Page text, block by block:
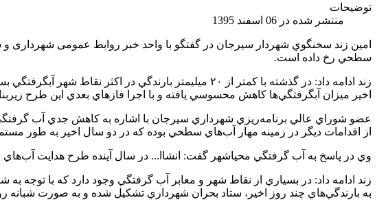
توضیحات
منتشر شده در 06 اسفند 1395
امين زند سخنگوي شهردار سيرجان در گفتگو با واحد خبر روابط عمومی
سطحي رخ داده است.
زند ادامه داد: در گذشته با كمتر از ٢٠ ميليمتر
اخير ميزان آبگرفتگي‌ها كاهش محسوسي يافته و با اجرا فازهاي بعدي اين طرح
عضو شوراي عالي برنامه‌ريزي شهرداري سیرجان با اشاره به كاهش جدي آب گرفتگي
از اقدامات ديگر در زمينه مهار آب‌هاي سطحي بوده كه در دو سال اخير به طور
وي در پاسخ به آب گرفتگي محياشهر گفت: انشاا... در سال آينده طرح هدايت
زند ادامه داد: در بسياري از نقاط شهر و معابر آب گرفتگي وجود دارد كه با توجه
به بارندگي‌هاي چند روز اخير، ستاد بحران شهرداري تشكيل شده و به صورت